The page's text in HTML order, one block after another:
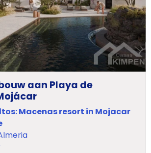
aan Playa de
Macenas resort in Mojacar